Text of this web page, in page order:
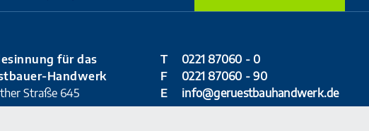
für das
Handwerk
Straße 645
T
0221 87060 - 0
F
0221 87060 - 90
E
info@geruestbauhandwerk.de